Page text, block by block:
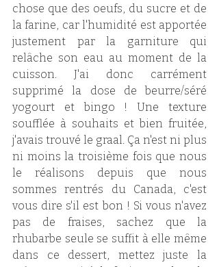
chose que des oeufs, du sucre et de
la farine, car l'humidité est apportée
justement par la garniture qui
relâche son eau au moment de la
cuisson. J'ai donc carrément
supprimé la dose de beurre/séré
yogourt et bingo ! Une texture
soufflée à souhaits et bien fruitée,
j'avais trouvé le graal. Ça n'est ni plus
ni moins la troisième fois que nous
le réalisons depuis que nous
sommes rentrés du Canada, c'est
vous dire s'il est bon ! Si vous n'avez
pas de fraises, sachez que la
rhubarbe seule se suffit à elle même
dans ce dessert, mettez juste la